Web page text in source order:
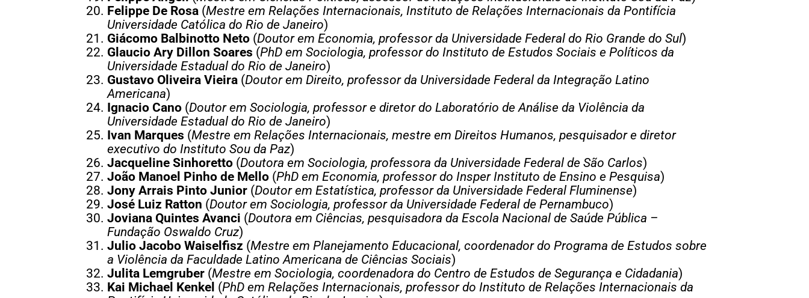
Felippe De Rosa (Mestre em Relações Internacionais, Instituto de Relações Internacionais da Pontifícia
Universidade Católica do Rio de Janeiro)
Giácomo Balbinotto Neto (Doutor em Economia, professor da Universidade Federal do Rio Grande do Sul)
Glaucio Ary Dillon Soares (PhD em Sociologia, professor do Instituto de Estudos Sociais e Políticos da
Universidade Estadual do Rio de Janeiro)
Gustavo Oliveira Vieira (Doutor em Direito, professor da Universidade Federal da Integração Latino
Americana)
Ignacio Cano (Doutor em Sociologia, professor e diretor do Laboratório de Análise da Violência da
Universidade Estadual do Rio de Janeiro)
Ivan Marques (Mestre em Relações Internacionais, mestre em Direitos Humanos, pesquisador e diretor
executivo do Instituto Sou da Paz)
Jacqueline Sinhoretto (Doutora em Sociologia, professora da Universidade Federal de São Carlos)
João Manoel Pinho de Mello (PhD em Economia, professor do Insper Instituto de Ensino e Pesquisa)
Jony Arrais Pinto Junior (Doutor em Estatística, professor da Universidade Federal Fluminense)
José Luiz Ratton (Doutor em Sociologia, professor da Universidade Federal de Pernambuco)
Joviana Quintes Avanci (Doutora em Ciências, pesquisadora da Escola Nacional de Saúde Pública –
Fundação Oswaldo Cruz)
Julio Jacobo Waiselfisz (Mestre em Planejamento Educacional, coordenador do Programa de Estudos sobre
a Violência da Faculdade Latino Americana de Ciências Sociais)
Julita Lemgruber (Mestre em Sociologia, coordenadora do Centro de Estudos de Segurança e Cidadania)
Kai Michael Kenkel (PhD em Relações Internacionais, professor do Instituto de Relações Internacionais da